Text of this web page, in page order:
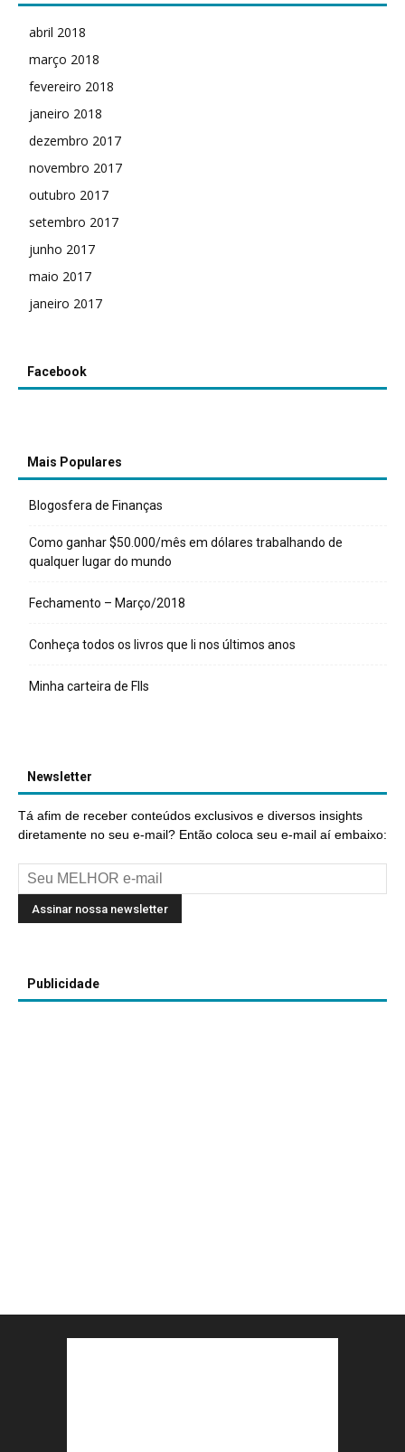
abril 2018
março 2018
fevereiro 2018
janeiro 2018
dezembro 2017
novembro 2017
outubro 2017
setembro 2017
junho 2017
maio 2017
janeiro 2017
Facebook
Mais Populares
Blogosfera de Finanças
Como ganhar $50.000/mês em dólares trabalhando de
qualquer lugar do mundo
Fechamento – Março/2018
Conheça todos os livros que li nos últimos anos
Minha carteira de FIIs
Newsletter
Tá afim de receber conteúdos exclusivos e diversos insights
diretamente no seu e-mail? Então coloca seu e-mail aí embaixo:
Publicidade